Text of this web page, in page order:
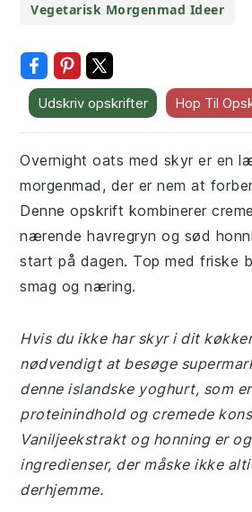
Vegetarisk Morgenmad Ideer
Udskriv opskrifter Hop Til
Overnight oats med skyr er en
morgenmad, der er nem at
Denne opskrift kombinerer
nærende havregryn og sød
start på dagen. Top med friske
smag og næring.
Hvis du ikke har skyr i dit
nødvendigt at besøge
denne islandske yoghurt, som
proteinindhold og cremede
Vaniljeekstrakt og honning er
ingredienser, der måske ikke
derhjemme.